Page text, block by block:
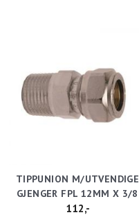
TIPPUNION M/UTVENDIGE
GJENGER FPL 12MM X 3/8
112,-